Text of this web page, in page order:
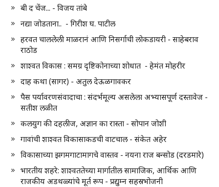
बी द चेंज... - विजय तांबे
नद्या जोडताना.. - गिरीश घ. पाटील
हरवत चाललेली माळरानं आणि निसर्गाची लोकडायरी - साहेबराव
राठोड
शाश्वत विकास : समग्र दृष्टिकोनाच्या शोधात - हेमंत मोहरीर
दाह कथा (सागर) - अतुल देऊळगावकर
पैस पर्यावरणसंवादाचा : संदर्भमूल्य असलेला अभ्यासपूर्ण दस्तावेज -
सतीश लळीत
कलयुग की दहलीज, अज्ञान का रास्ता - सोपान जोशी
गावांची शाश्वत विकासाकडची वाटचाल - संकेत अहेर
विकासाच्या झगमगाटामागचे वास्तव - नयना राज बन्सोड (दरडमारे)
भारतीय शहरे: शाश्वततेच्या मार्गातील सामाजिक, आर्थिक आणि
राजकीय अडथळ्यांचे मूर्त रूप - प्रद्युम्न सहस्रभोजनी